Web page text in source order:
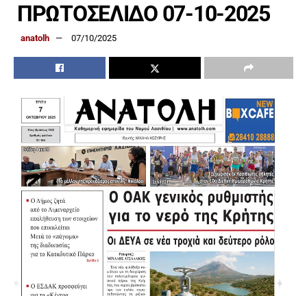
ΠΡΩΤΟΣΕΛΙΔΟ 07-10-2025
anatolh 07/10/2025